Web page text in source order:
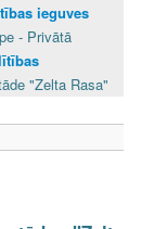
ieguves
- Privātā
"Zelta Rasa"